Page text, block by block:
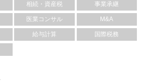
相続・資産税 事業承継
医業コンサル M&A
給与計算 国際税務